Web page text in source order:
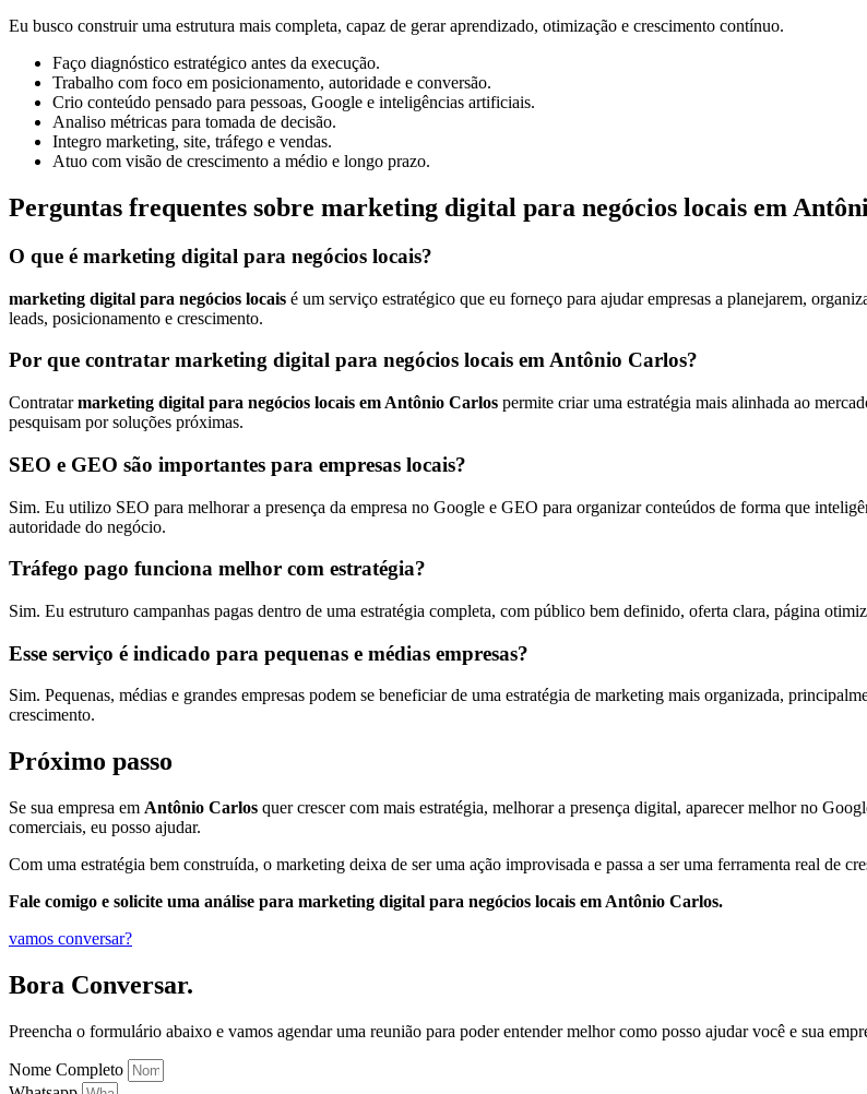
Eu busco construir uma estrutura mais completa, capaz de gerar aprendizado, otimização e crescimento contínuo.
Faço diagnóstico estratégico antes da execução.
Trabalho com foco em posicionamento, autoridade e conversão.
Crio conteúdo pensado para pessoas, Google e inteligências artificiais.
Analiso métricas para tomada de decisão.
Integro marketing, site, tráfego e vendas.
Atuo com visão de crescimento a médio e longo prazo.
Perguntas frequentes sobre marketing digital para negócios locais em
O que é marketing digital para negócios locais?
marketing digital para negócios locais é um serviço estratégico que eu forneço para ajudar empresas a planejarem,
leads, posicionamento e crescimento.
Por que contratar marketing digital para negócios locais em Antônio Carlos?
Contratarmarketing digital para negócios locais em Antônio Carlos permite criar uma estratégia mais alinhada ao
pesquisam por soluções próximas.
SEO e GEO são importantes para empresas locais?
Sim. Eu utilizo SEO para melhorar a presença da empresa no Google e GEO para organizar conteúdos de forma que
autoridade do negócio.
Tráfego pago funciona melhor com estratégia?
Sim. Eu estruturo campanhas pagas dentro de uma estratégia completa, com público bem definido, oferta clara, página
Esse serviço é indicado para pequenas e médias empresas?
Sim. Pequenas, médias e grandes empresas podem se beneficiar de uma estratégia de marketing mais organizada,
crescimento.
Próximo passo
Se sua empresa em Antônio Carlos quer crescer com mais estratégia, melhorar a presença digital, aparecer melhor no
comerciais, eu posso ajudar.
Com uma estratégia bem construída, o marketing deixa de ser uma ação improvisada e passa a ser uma ferramenta real de
Fale comigo e solicite uma análise para marketing digital para negócios locais em Antônio Carlos.
vamos conversar?
Bora Conversar.
Preencha o formulário abaixo e vamos agendar uma reunião para poder entender melhor como posso ajudar você e sua
Nome Completo